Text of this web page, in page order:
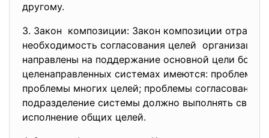
другому.
3. Закон композиции: Закон композиции
необходимость согласования целей
направлены на поддержание основной цели
целенаправленных системах имеются: проблемы
проблемы многих целей; проблемы согласования
подразделение системы должно выполнять свою
исполнение общих целей.